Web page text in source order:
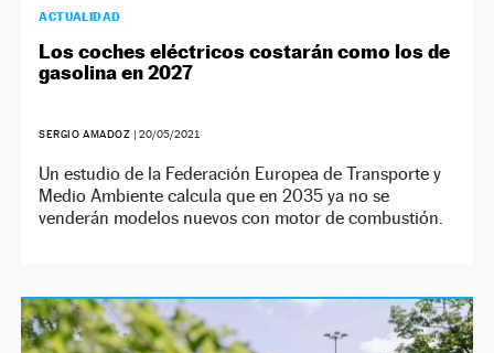
ACTUALIDAD
Los coches eléctricos costarán como los de
gasolina en 2027
SERGIO AMADOZ | 20/05/2021
Un estudio de la Federación Europea de Transporte y
Medio Ambiente calcula que en 2035 ya no se
venderán modelos nuevos con motor de combustión.